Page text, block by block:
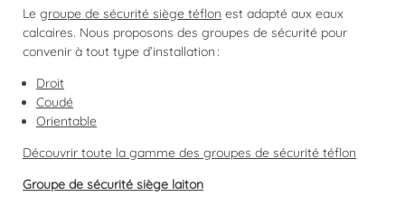
Le groupe de sécurité siège téflon est adapté aux eaux
calcaires. Nous proposons des groupes de sécurité pour
convenir à tout type d’installation :
Droit
Coudé
Orientable
Découvrir toute la gamme des groupes de sécurité téflon
Groupe de sécurité siège laiton